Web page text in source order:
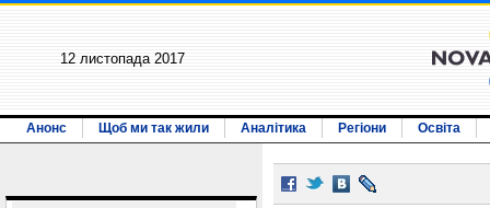
12 листопада 2017
Анонс Щоб ми так жили Аналітика Регіони Освіта